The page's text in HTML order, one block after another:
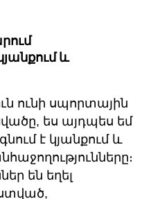
և
ունի սպորտային
ես այդպես եմ
է կյանքում և
են եղել